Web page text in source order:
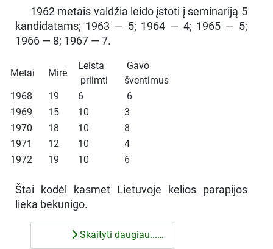
1962 metais valdžia leido įstoti į seminariją 5
kandidatams; 1963 — 5; 1964 — 4; 1965 — 5;
1966 — 8; 1967 — 7.
Metai Mirė
Leista
priimti
Gavo
šventimus
1968
19 6
6
1969
15 10
3
1970
18 10
8
1971
12 10
4
1972
19 10 6
Štai kodėl kasmet Lietuvoje kelios parapijos
lieka bekunigo.
Skaityti daugiau...…